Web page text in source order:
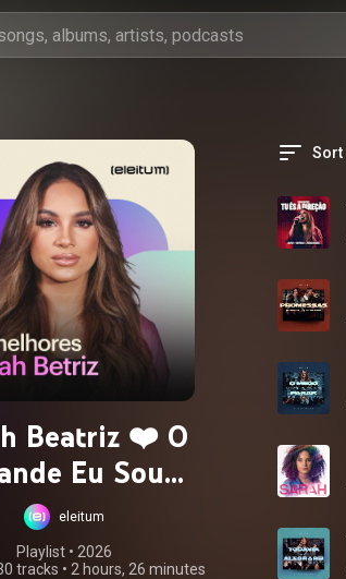
Beatriz ❤️ O
Eu Sou
As
Melhores
eleitum
Playlist • 2026
tracks • 2 hours, 26 minutes
Sort